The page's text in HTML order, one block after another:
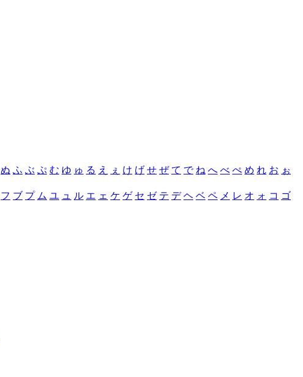
ぬ ふ ぶ ぷ む ゆ ゅ る え ぇ け げ せ ぜ て で ね へ べ ぺ め れ お ぉ
フ ブ プ ム ユ ュ ル エ ェ ケ ゲ セ ゼ テ デ ヘ ベ ペ メ レ オ ォ コ ゴ